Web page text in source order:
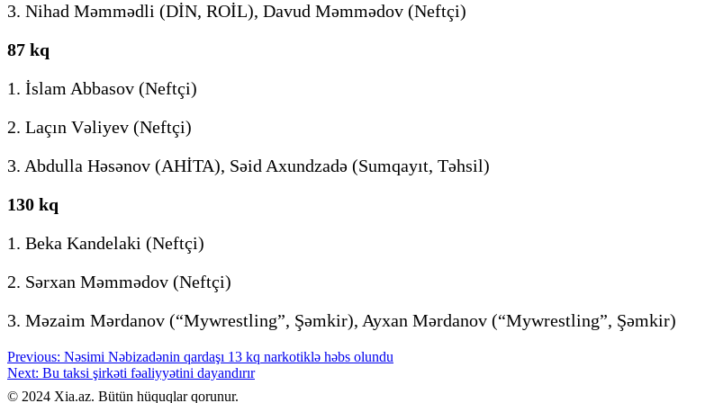
3. Nihad Məmmədli (DİN, ROİL), Davud Məmmədov (Neftçi)
87 kq
1. İslam Abbasov (Neftçi)
2. Laçın Vəliyev (Neftçi)
3. Abdulla Həsənov (AHİTA), Səid Axundzadə (Sumqayıt, Təhsil)
130 kq
1. Beka Kandelaki (Neftçi)
2. Sərxan Məmmədov (Neftçi)
3. Məzaim Mərdanov (“Mywrestling”, Şəmkir), Ayxan Mərdanov (“Mywrestling”, Şəmkir)
Post
navigation
Previous: Nəsimi Nəbizadənin qardaşı 13 kq narkotiklə həbs olundu
Next: Bu taksi şirkəti fəaliyyətini dayandırır
​© 2024 Xia.az. Bütün hüquqlar qorunur.